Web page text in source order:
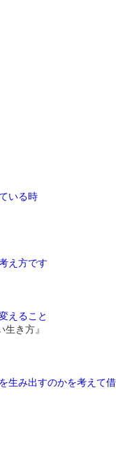
いる時
え方です
えること
き方』
生み出すのかを考えて借